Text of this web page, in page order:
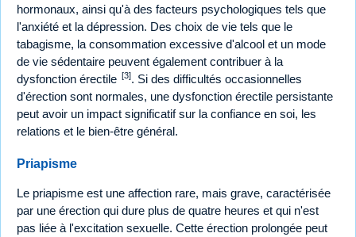
hormonaux, ainsi qu'à des facteurs psychologiques tels que
l'anxiété et la dépression. Des choix de vie tels que le
tabagisme, la consommation excessive d'alcool et un mode
de vie sédentaire peuvent également contribuer à la
dysfonction érectile [3]. Si des difficultés occasionnelles
d'érection sont normales, une dysfonction érectile persistante
peut avoir un impact significatif sur la confiance en soi, les
relations et le bien-être général.
Priapisme
Le priapisme est une affection rare, mais grave, caractérisée
par une érection qui dure plus de quatre heures et qui n'est
pas liée à l'excitation sexuelle. Cette érection prolongée peut